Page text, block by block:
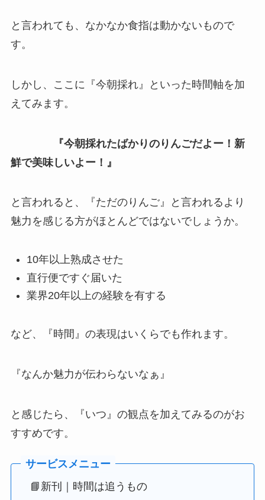
と言われても、なかなか食指は動かないもので
す。
しかし、ここに『今朝採れ』といった時間軸を加
えてみます。
『今朝採れたばかりのりんごだよー！新
鮮で美味しいよー！』
と言われると、『ただのりんご』と言われるより
魅力を感じる方がほとんどではないでしょうか。
10年以上熟成させた
直行便ですぐ届いた
業界20年以上の経験を有する
など、『時間』の表現はいくらでも作れます。
『なんか魅力が伝わらないなぁ』
と感じたら、『いつ』の観点を加えてみるのがお
すすめです。
📘新刊｜時間は追うもの